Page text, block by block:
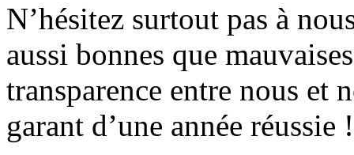
N’hésitez surtout pas à
aussi bonnes que
transparence entre nous et
garant d’une année réussie !